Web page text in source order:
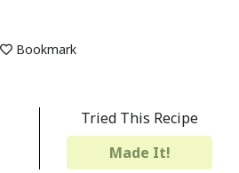
Bookmark
Tried This Recipe
Made It!